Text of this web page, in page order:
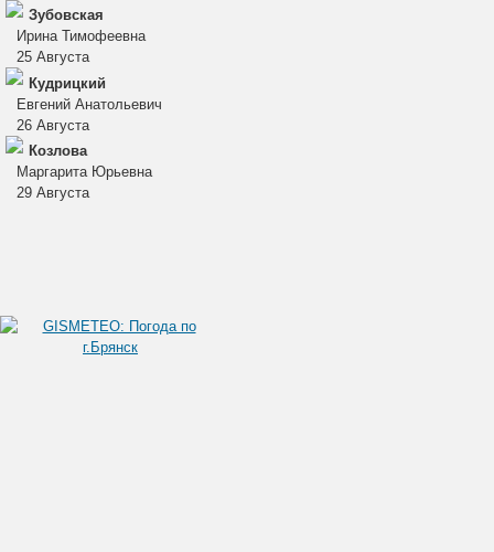
Зубовская
Ирина Тимофеевна
25 Августа
Кудрицкий
Евгений Анатольевич
26 Августа
Козлова
Маргарита Юрьевна
29 Августа